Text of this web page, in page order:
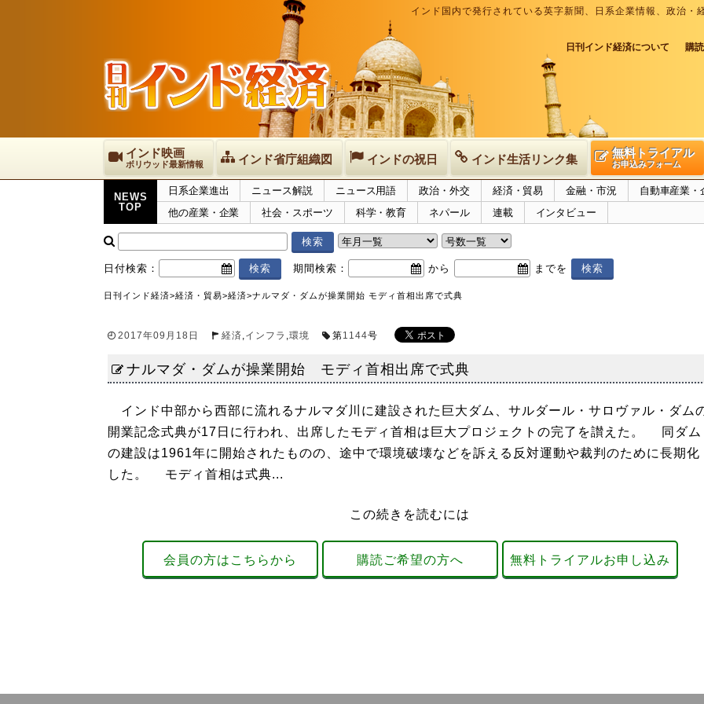
インド国内で発行されている英字新聞、日系企業情報、政治
日刊インド経済について 購
インド映画
ボリウッド最新情報 インド省庁組織図 インドの祝日 インド生活リンク集 無料トライアル
お申込みフォーム
NEWS
TOP
日系企業進出 ニュース解説 ニュース用語 政治・外交 経済・貿易 金融・市況
自動車産業・
他の産業・企業
社会・スポーツ 科学・教育 ネパール 連載 インタビュー
日付検索： 期間検索： から までを
日刊インド経済>経済・貿易>経済>ナルマダ・ダムが操業開始 モディ首相出席で式典
2017年09月18日 経済,インフラ ,環境 第1144号
ナルマダ・ダムが操業開始 モディ首相出席で式典
インド中部から西部に流れるナルマダ川に建設された巨大ダム、サルダール・サロヴァル・ダム
開業記念式典が17日に行われ、出席したモディ首相は巨大プロジェクトの完了を讃えた。 同ダム
の建設は1961年に開始されたものの、途中で環境破壊などを訴える反対運動や裁判のために長期化
した。 モディ首相は式典...
この続きを読むには
会員の方はこちらから 購読ご希望の方へ 無料トライアルお申し込み